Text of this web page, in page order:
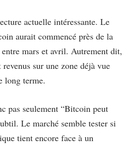
actuelle intéressante. Le
aurait commencé près de la
mars et avril. Autrement dit,
revenus sur une zone déjà vue
long terme.
pas seulement “Bitcoin peut
Le marché semble tester si
tient encore face à un